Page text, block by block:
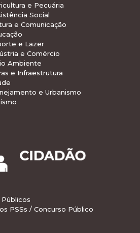
e Pecuária
Social
e Comunicação
e Lazer
e Comércio
Ambiente
e Infraestrutura
e Urbanismo
Públicos
PSSs / Concurso Público